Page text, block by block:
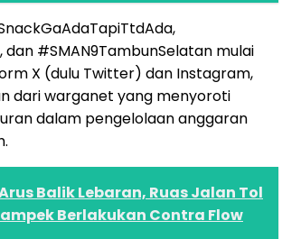
dan #SMAN9TambunSelatan mulai
X (dulu Twitter) dan Instagram,
dari warganet yang menyoroti
dalam pengelolaan anggaran
Balik Lebaran, Ruas Jalan Tol
Berlakukan Contra Flow